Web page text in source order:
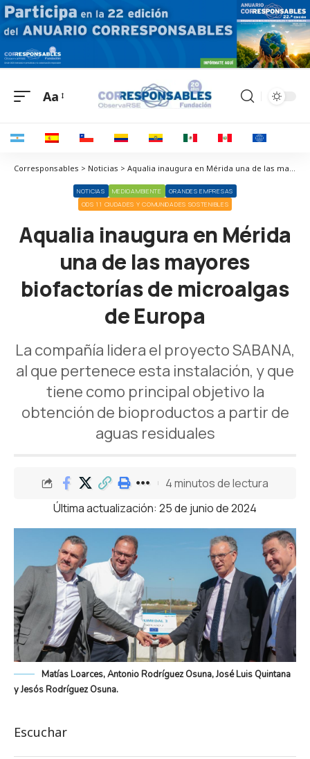
Aa
Corresponsables > Noticias > Aqualia inaugura en Mérida una de las mayores biofactorías de microalgas de Europa
NOTICIAS MEDIOAMBIENTE
GRANDES EMPRESAS
ODS 11 CIUDADES Y COMUNIDADES SOSTENIBLES
Aqualia inaugura en Mérida
una de las mayores
biofactorías de microalgas
de Europa
La compañía lidera el proyecto SABANA,
al que pertenece esta instalación, y que
tiene como principal objetivo la
obtención de bioproductos a partir de
aguas residuales
Última actualización: 25 de junio de 2024
4 minutos de lectura
Matías Loarces, Antonio Rodríguez Osuna, José Luis Quintana
y Jesós Rodríguez Osuna.
Escuchar